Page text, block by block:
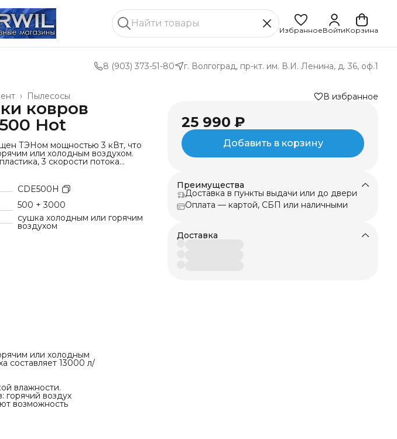
ИзбранноеВойтиКорзина
8 (903) 373-51-80 г. Волгоград, пр-кт. им. В.И. Ленина, д. 36, оф.1
Пылесосы
›
ковров
Hot
ТЭНом мощностью 3 кВт, что
или холодным воздухом.
3 скорости потока
13000 л/с. Общая
+ 3000 Вт при включенном
сушки ковров в
высокой влажности.
позволяет использовать
горячий воздух подходит для
— для деликатных. Три
регулировать
CDE500H
500 + 3000
cушка холодным или горячим
воздухом
В избранное
25 990 ₽
Добавить в корзину
Преимущества
Доставка в пункты выдачи или до двери
Оплата — картой, СБП или наличными
Доставка
или холодным
составляет 13000 л/
влажности.
горячий воздух
возможность